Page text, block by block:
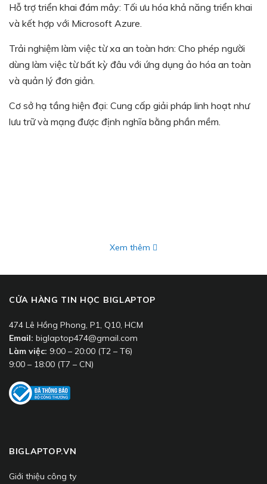
Hỗ trợ triển khai đám mây: Tối ưu hóa khả năng triển khai
và kết hợp với Microsoft Azure.
Trải nghiệm làm việc từ xa an toàn hơn: Cho phép người
dùng làm việc từ bất kỳ đâu với ứng dụng ảo hóa an toàn
và quản lý đơn giản.
Cơ sở hạ tầng hiện đại: Cung cấp giải pháp linh hoạt như
lưu trữ và mạng được định nghĩa bằng phần mềm.
Xem thêm
CỬA HÀNG TIN HỌC BIGLAPTOP
474 Lê Hồng Phong, P1, Q10, HCM
Email: biglaptop474@gmail.com
Làm việc: 9:00 – 20:00 (T2 – T6)
9:00 – 18:00 (T7 – CN)
BIGLAPTOP.VN
Giới thiệu công ty